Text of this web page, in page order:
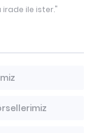
irade ile ister."